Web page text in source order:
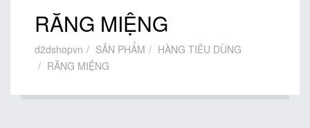
RĂNG MIỆNG
d2dshopvn SẢN PHẨM
HÀNG TIÊU DÙNG
RĂNG MIỆNG